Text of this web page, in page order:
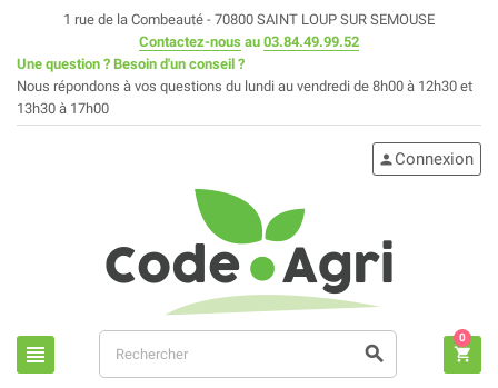
1 rue de la Combeauté - 70800 SAINT LOUP SUR SEMOUSE
Contactez-nous au 03.84.49.99.52
Une question ? Besoin d'un conseil ?
Nous répondons à vos questions du lundi au vendredi de 8h00 à 12h30 et
13h30 à 17h00
view_headline search
person Connexion
shopping_cart
0